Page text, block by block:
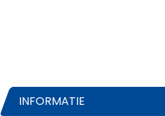
INFORMATIE